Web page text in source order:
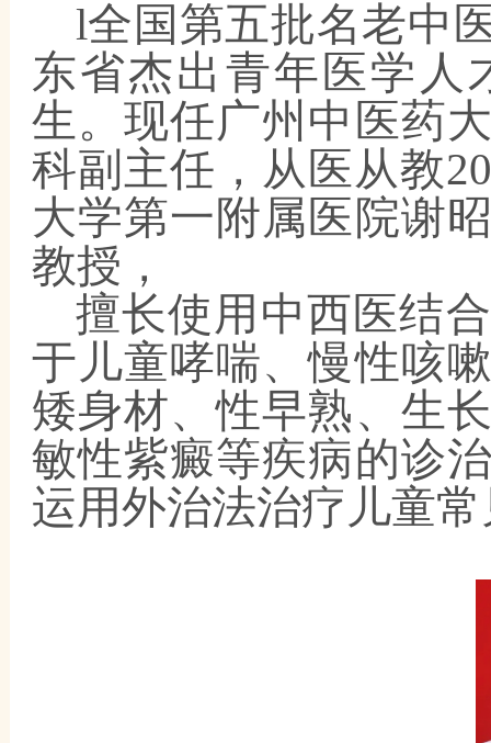
l全国第五批名老中
东省杰出青年医学人
生。现任广州中医药
科副主任，从医从教
大学第一附属医院谢
教授，
擅长使用中西医结
于儿童哮喘、慢性咳
矮身材、性早熟、生
敏性紫癜等疾病的诊
运用外治法治疗儿童